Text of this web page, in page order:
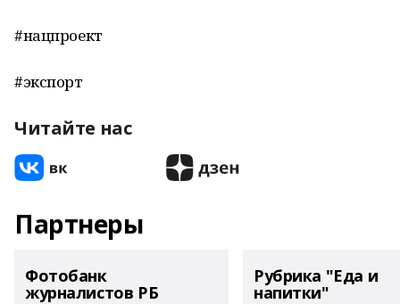
#нацпроект
#экспорт
Читайте нас
Партнеры
Фотобанк
журналистов РБ
Рубрика "Еда и
напитки"